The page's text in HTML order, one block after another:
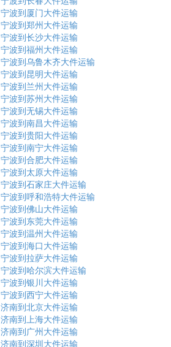
宁波到厦门大件运输
宁波到郑州大件运输
宁波到长沙大件运输
宁波到福州大件运输
宁波到乌鲁木齐大件运输
宁波到昆明大件运输
宁波到兰州大件运输
宁波到苏州大件运输
宁波到无锡大件运输
宁波到南昌大件运输
宁波到贵阳大件运输
宁波到南宁大件运输
宁波到合肥大件运输
宁波到太原大件运输
宁波到石家庄大件运输
宁波到呼和浩特大件运输
宁波到佛山大件运输
宁波到东莞大件运输
宁波到温州大件运输
宁波到海口大件运输
宁波到拉萨大件运输
宁波到哈尔滨大件运输
宁波到银川大件运输
宁波到西宁大件运输
济南到北京大件运输
济南到上海大件运输
济南到广州大件运输
济南到深圳大件运输